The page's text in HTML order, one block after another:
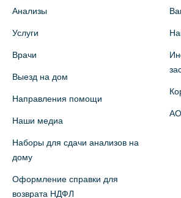
Медицинский центр на
пр., 4 (официальный
Медицинский центр на ул.
+7 (812) 660-73-69
Анализы
Услуги
Врачи
Выезд на дом
Направления помощи
Наши медиа
Наборы для сдачи анализов на
дому
Оформление справки для
возврата НДФЛ